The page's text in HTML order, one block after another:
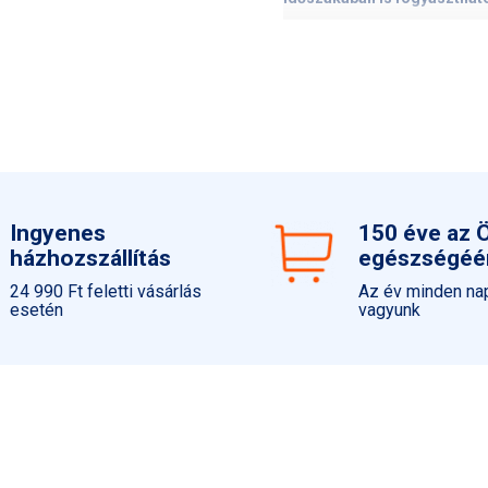
Növényi kapszula
ADAGOLÁS
Ingyenes
házhozszállítás
24 990 Ft feletti vásárlás
esetén
150 éve az
Az év minden
vagyunk